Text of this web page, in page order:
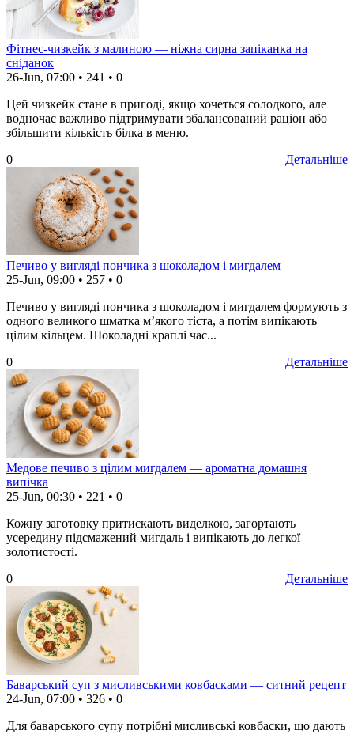
Фітнес-чизкейк з малиною — ніжна сирна запіканка на
сніданок
26-Jun, 07:00 • 241 • 0
Цей чизкейк стане в пригоді, якщо хочеться солодкого, але
водночас важливо підтримувати збалансований раціон або
збільшити кількість білка в меню.
Детальніше
0
Печиво у вигляді пончика з шоколадом і мигдалем
25-Jun, 09:00 • 257 • 0
Печиво у вигляді пончика з шоколадом і мигдалем формують з
одного великого шматка м’якого тіста, а потім випікають
цілим кільцем. Шоколадні краплі час...
Детальніше
0
Медове печиво з цілим мигдалем — ароматна домашня
випічка
25-Jun, 00:30 • 221 • 0
Кожну заготовку притискають виделкою, загортають
усередину підсмажений мигдаль і випікають до легкої
золотистості.
Детальніше
0
Баварський суп з мисливськими ковбасками — ситний рецепт
24-Jun, 07:00 • 326 • 0
Для баварського супу потрібні мисливські ковбаски, що дають